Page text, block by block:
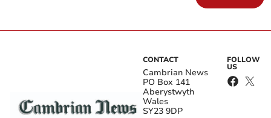
CONTACT
Cambrian News
PO Box 141
Aberystwyth
Wales
SY23 9DP
FOLLOW
US